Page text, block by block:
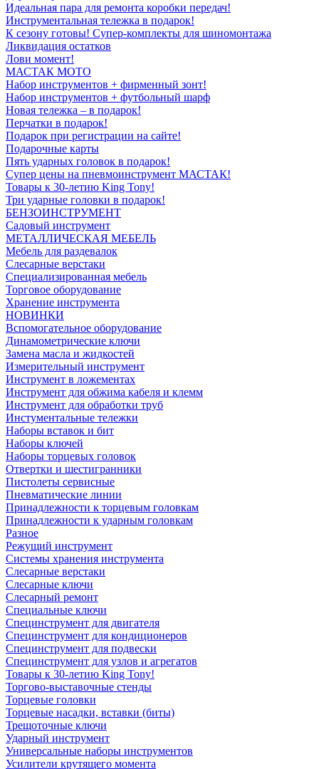
Идеальная пара для ремонта коробки передач!
Инструментальная тележка в подарок!
К сезону готовы! Супер-комплекты для шиномонтажа
Ликвидация остатков
Лови момент!
МАСТАК МОТО
Набор инструментов + фирменный зонт!
Набор инструментов + футбольный шарф
Новая тележка – в подарок!
Перчатки в подарок!
Подарок при регистрации на сайте!
Подарочные карты
Пять ударных головок в подарок!
Супер цены на пневмоинструмент МАСТАК!
Товары к 30-летию King Tony!
Три ударные головки в подарок!
БЕНЗОИНСТРУМЕНТ
Садовый инструмент
МЕТАЛЛИЧЕСКАЯ МЕБЕЛЬ
Мебель для раздевалок
Слесарные верстаки
Специализированная мебель
Торговое оборудование
Хранение инструмента
НОВИНКИ
Вспомогательное оборудование
Динамометрические ключи
Замена масла и жидкостей
Измерительный инструмент
Инструмент в ложементах
Инструмент для обжима кабеля и клемм
Инструмент для обработки труб
Инстументальные тележки
Наборы вставок и бит
Наборы ключей
Наборы торцевых головок
Отвертки и шестигранники
Пистолеты сервисные
Пневматические линии
Принадлежности к торцевым головкам
Принадлежности к ударным головкам
Разное
Режущий инструмент
Системы хранения инструмента
Слесарные верстаки
Слесарные ключи
Слесарный ремонт
Специальные ключи
Специнструмент для двигателя
Специнструмент для кондиционеров
Специнструмент для подвески
Специнструмент для узлов и агрегатов
Товары к 30-летию King Tony!
Торгово-выставочные стенды
Торцевые головки
Торцевые насадки, вставки (биты)
Трещоточные ключи
Ударный инструмент
Универсальные наборы инструментов
Усилители крутящего момента